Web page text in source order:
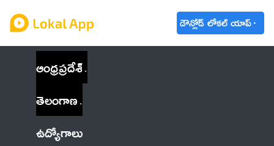
డౌన్లోడ్ లోకల్ యాప్
ఆంధ్రప్రదేశ్
తెలంగాణ
ఉద్యోగాలు